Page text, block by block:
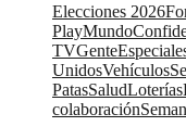
Elecciones 2026
PlayMundo
TVGente
UnidosVehículos
PatasSaludLoterías
colaboración